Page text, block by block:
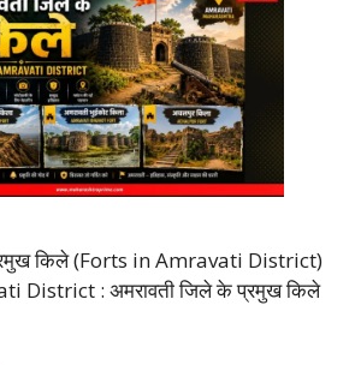
किले (Forts in Amravati District)
District : अमरावती जिले के प्रमुख किले